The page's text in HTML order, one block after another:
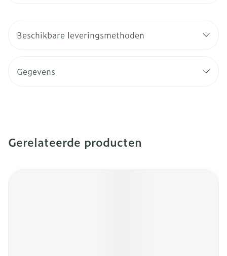
Beschikbare leveringsmethoden
Gegevens
Gerelateerde producten